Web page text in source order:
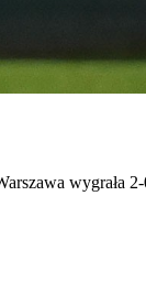
wygrała